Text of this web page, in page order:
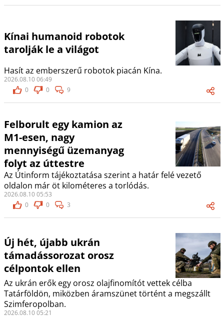
Kínai humanoid robotok
tarolják le a világot
Hasít az emberszerű robotok piacán Kína.
2026.08.10 06:49
0
0 9
Felborult egy kamion az
M1-esen, nagy
mennyiségű üzemanyag
folyt az úttestre
Az Útinform tájékoztatása szerint a határ felé vezető
oldalon már öt kilométeres a torlódás.
2026.08.10 05:53
0
0 3
Új hét, újabb ukrán
támadássorozat orosz
célpontok ellen
Az ukrán erők egy orosz olajfinomítót vettek célba
Tatárföldön, miközben áramszünet történt a megszállt
Szimferopolban.
2026.08.10 05:21